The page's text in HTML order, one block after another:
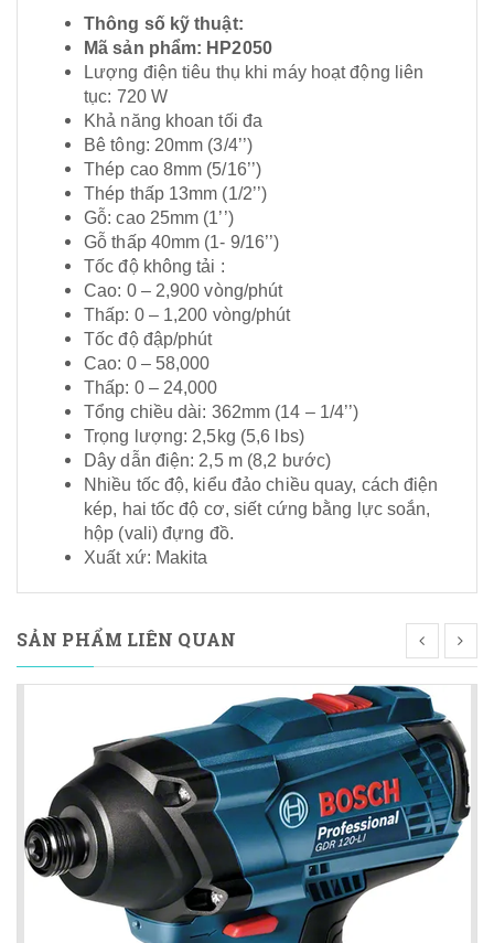
Thông số kỹ thuật:
Mã sản phẩm: HP2050
Lượng điện tiêu thụ khi máy hoạt động liên
tục: 720 W
Khả năng khoan tối đa
Bê tông: 20mm (3/4’’)
Thép cao 8mm (5/16’’)
Thép thấp 13mm (1/2’’)
Gỗ: cao 25mm (1’’)
Gỗ thấp 40mm (1- 9/16’’)
Tốc độ không tải :
Cao: 0 – 2,900 vòng/phút
Thấp: 0 – 1,200 vòng/phút
Tốc độ đập/phút
Cao: 0 – 58,000
Thấp: 0 – 24,000
Tổng chiều dài: 362mm (14 – 1/4’’)
Trọng lượng: 2,5kg (5,6 lbs)
Dây dẫn điện: 2,5 m (8,2 bước)
Nhiều tốc độ, kiểu đảo chiều quay, cách điện
kép, hai tốc độ cơ, siết cứng bằng lực soắn,
hộp (vali) đựng đồ.
Xuất xứ: Makita
SẢN PHẨM LIÊN QUAN